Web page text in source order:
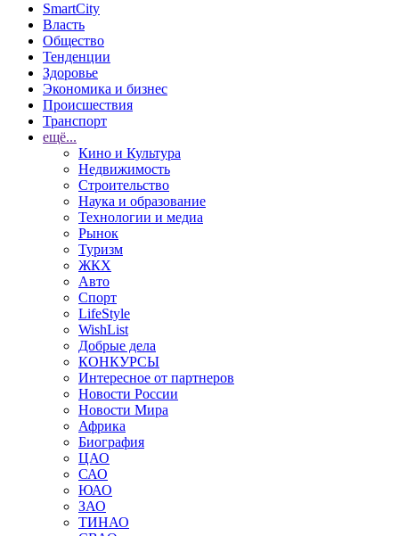
SmartCity
Власть
Общество
Тенденции
Здоровье
Экономика и бизнес
Происшествия
Транспорт
ещё...
Кино и Культура
Недвижимость
Строительство
Наука и образование
Технологии и медиа
Рынок
Туризм
ЖКХ
Авто
Спорт
LifeStyle
WishList
Добрые дела
КОНКУРСЫ
Интересное от партнеров
Новости России
Новости Мира
Африка
Биография
ЦАО
САО
ЮАО
ЗАО
ТИНАО